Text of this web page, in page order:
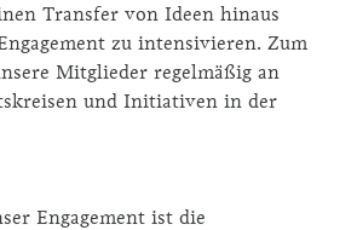
Transfer von Ideen hinaus
zu intensivieren. Zum
Mitglieder regelmäßig an
und Initiativen in der
Engagement ist die